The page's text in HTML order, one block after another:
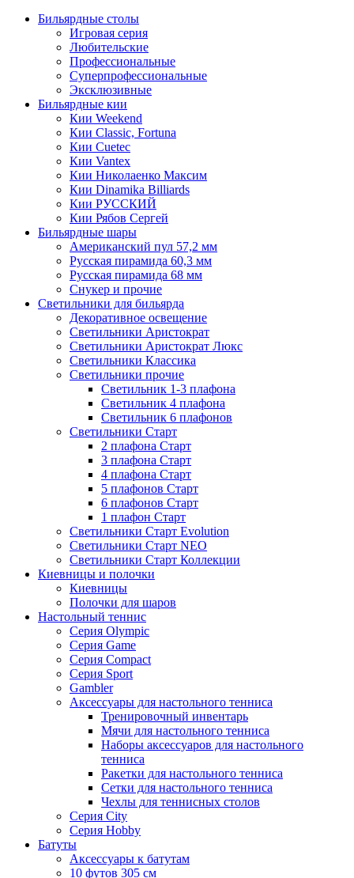
Бильярдные столы
Игровая серия
Любительские
Профессиональные
Суперпрофессиональные
Эксклюзивные
Бильярдные кии
Кии Weekend
Кии Classic, Fortuna
Кии Cuetec
Кии Vantex
Кии Николаенко Максим
Кии Dinamika Billiards
Кии РУССКИЙ
Кии Рябов Сергей
Бильярдные шары
Американский пул 57,2 мм
Русская пирамида 60,3 мм
Русская пирамида 68 мм
Снукер и прочие
Светильники для бильярда
Декоративное освещение
Светильники Аристократ
Светильники Аристократ Люкс
Светильники Классика
Светильники прочие
Светильник 1-3 плафона
Светильник 4 плафона
Светильник 6 плафонов
Светильники Старт
2 плафона Старт
3 плафона Старт
4 плафона Старт
5 плафонов Старт
6 плафонов Старт
1 плафон Старт
Светильники Старт Evolution
Светильники Старт NEO
Светильники Старт Коллекции
Киевницы и полочки
Киевницы
Полочки для шаров
Настольный теннис
Серия Olympic
Серия Game
Серия Compact
Серия Sport
Gambler
Аксессуары для настольного тенниса
Тренировочный инвентарь
Мячи для настольного тенниса
Наборы аксессуаров для настольного
тенниса
Ракетки для настольного тенниса
Сетки для настольного тенниса
Чехлы для теннисных столов
Серия City
Серия Hobby
Батуты
Аксессуары к батутам
10 футов 305 см